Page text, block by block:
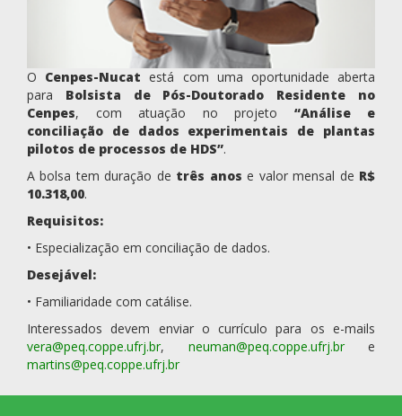
O Cenpes-Nucat está com uma oportunidade aberta
para Bolsista de Pós-Doutorado Residente no
Cenpes, com atuação no projeto “Análise e
conciliação de dados experimentais de plantas
pilotos de processos de HDS”.
A bolsa tem duração de três anos e valor mensal de R$
10.318,00.
Requisitos:
• Especialização em conciliação de dados.
Desejável:
• Familiaridade com catálise.
Interessados devem enviar o currículo para os e-mails
vera@peq.coppe.ufrj.br, neuman@peq.coppe.ufrj.bre
martins@peq.coppe.ufrj.br